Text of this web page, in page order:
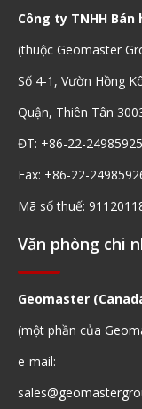
Công ty TNHH
(thuộc Geomaster
Số 4-1, Vườn Hồng
Quận, Thiên Tân
ĐT: +86-22-
Fax: +86-22-
Mã số thuế:
Văn phòng chi
Geomaster
(một phần của
e-mail: